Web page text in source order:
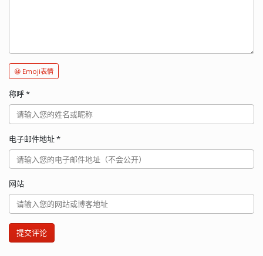
😀 Emoji表情
称呼*
电子邮件地址*
网站
提交评论